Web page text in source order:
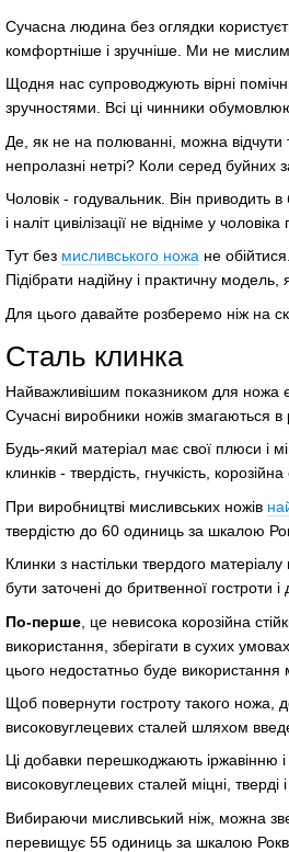
Сучасна людина без оглядки
комфортніше і зручніше. Ми не
Щодня нас супроводжують вірні
зручностями. Всі ці чинники
Де, як не на полюванні, можна відчути
непролазні нетрі? Коли серед буйних
Чоловік - годувальник. Він приводить
і наліт цивілізації не відніме у
Тут без мисливського ножа не
Підібрати надійну і практичну
Для цього давайте розберемо ніж на
Сталь клинка
Найважливішим показником для ножа
Сучасні виробники ножів змагаються в
Будь-який матеріал має свої плюси і
клинків - твердість, гнучкість,
При виробництві мисливських ножів
твердістю до 60 одиниць за шкалою
Клинки з настільки твердого
бути заточені до бритвенної гостроти
По-перше , це невисока корозійна
використання, зберігати в сухих
цього недостатньо буде використання
Щоб повернути гостроту такого ножа,
високовуглецевих сталей шляхом
Ці добавки перешкоджають іржавінню
високовуглецевих сталей міцні, тверді і
Вибираючи мисливський ніж, можна
перевищує 55 одиниць за шкалою